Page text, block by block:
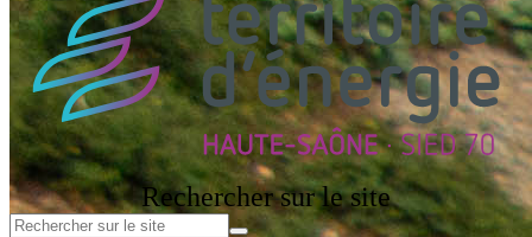
Rechercher sur le site